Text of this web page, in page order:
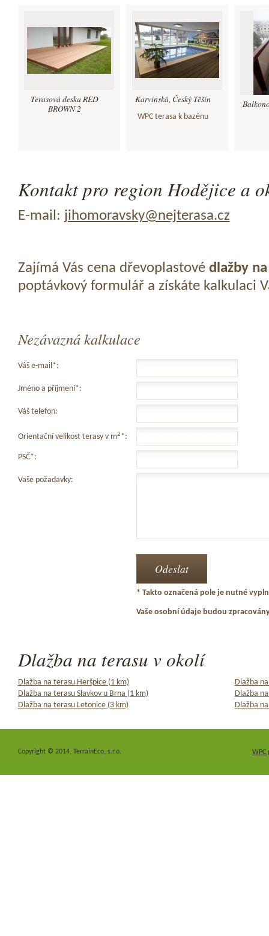
Terasová deska RED
BROWN 2
Karvinská, Český Těšín
WPC terasa k bazénu
Kontakt pro region Hodějice a
E-mail: jihomoravsky@nejterasa.cz
Zajímá Vás cena dřevoplastové dlažby
poptávkový formulář a získáte kalkulaci
Nezávazná kalkulace
Váš e-mail*:
Jméno a příjmení*:
Váš telefon:
Orientační velikost terasy v m2*:
PSČ*:
Vaše požadavky:
* Takto označená pole je nutné
Vaše osobní údaje budou
Dlažba na terasu v okolí
Dlažba na terasu Heršpice (1 km)
Dlažba
Dlažba na terasu Slavkov u Brna (1 km)
Dlažba
Dlažba na terasu Letonice (3 km)
Dlažba
WPC
Copyright © 2014, TerrainEco, s.r.o.